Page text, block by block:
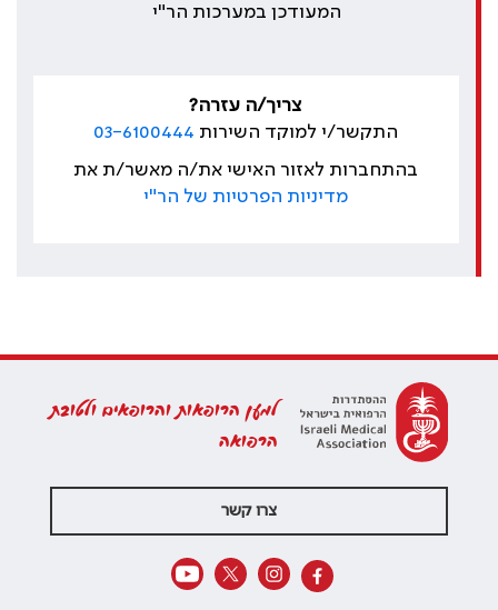
המעודכן במערכות הר"י
צריך/ה עזרה?
התקשר/י למוקד השירות 03-6100444
בהתחברות לאזור האישי את/ה מאשר/ת את
מדיניות הפרטיות של הר"י
למען הרופאות והרופאים ולטובת
הרפואה
צרו קשר